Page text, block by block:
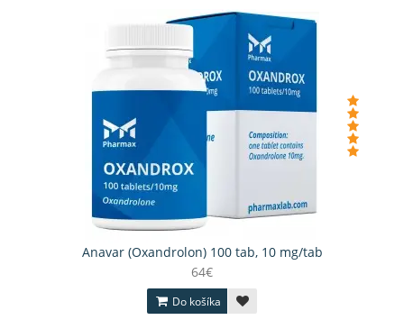
Anavar (Oxandrolon) 100 tab, 10 mg/tab
64€
Do košíka